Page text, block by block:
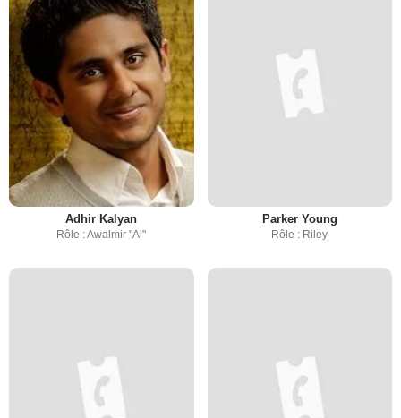
Adhir Kalyan
Rôle : Awalmir "Al"
Parker Young
Rôle : Riley